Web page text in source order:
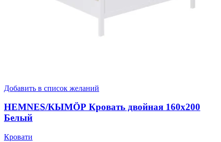
Добавить в список желаний
HEMNES/КЫМӦР Кровать двойная 160х200
Белый
Кровати